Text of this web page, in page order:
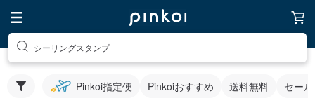
シーリングスタンプ
Pinkoi指定便 Pinkoiおすすめ 送料無料 セー